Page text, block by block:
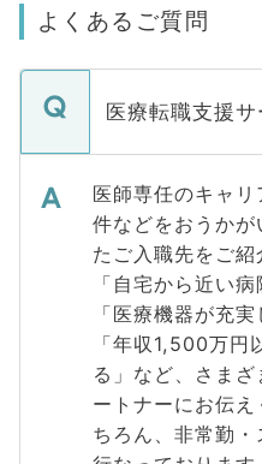
よくあるご質問
医療転職支援サ
医師専任のキャ
件などをおうか
たご入職先をご紹
「自宅から近い
「医療機器が充
「年収1,500万円
る」など、さま
ートナーにお伝
ちろん、非常勤